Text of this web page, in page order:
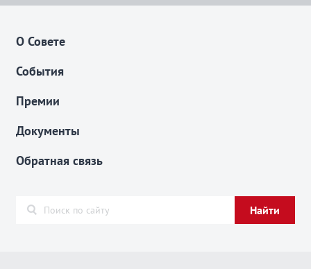
О Совете
События
Премии
Документы
Обратная связь
Найти